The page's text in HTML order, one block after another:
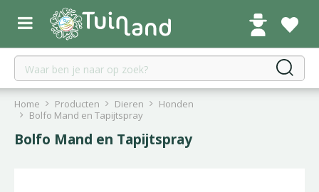
r
Home Producten Dieren
Honden
Bolfo Mand en Tapijtspray
Bolfo Mand en Tapijtspray